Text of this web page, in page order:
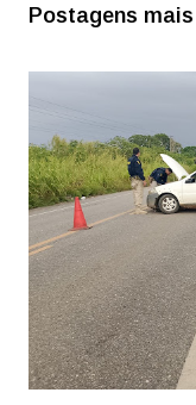
Postagens